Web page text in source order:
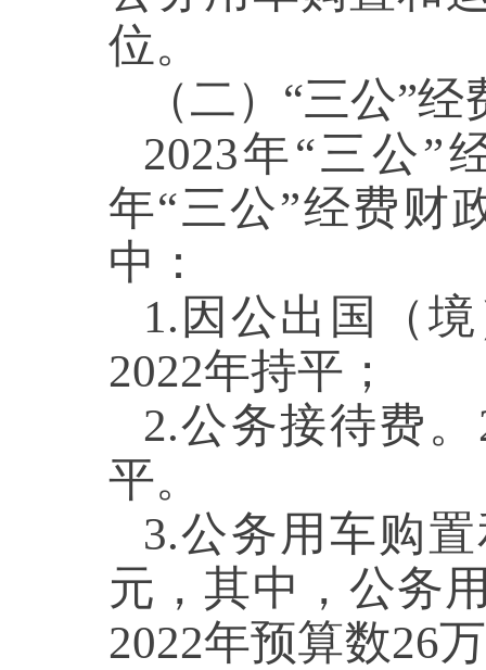
位。
（二）“三公”
2023年“三公”
年“三公”经费财
中：
1.因公出国（
2022年持平；
2.公务接待费
平。
3.公务用车购
元，其中，公务
2022年预算数26